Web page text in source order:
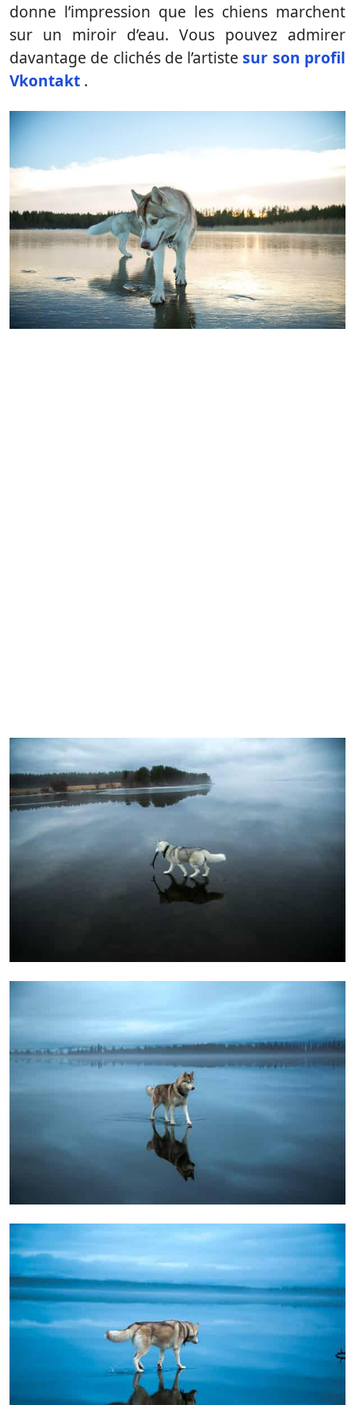
donne l’impression que les chiens marchent
sur un miroir d’eau. Vous pouvez admirer
davantage de clichés de l’artistesur son profil
Vkontakt .